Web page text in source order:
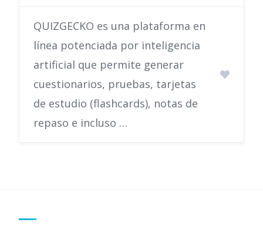
QUIZGECKO es una plataforma en
línea potenciada por inteligencia
artificial que permite generar
cuestionarios, pruebas, tarjetas
de estudio (flashcards), notas de
repaso e incluso …